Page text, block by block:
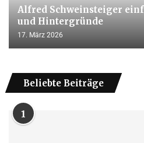
Alfred Schweinsteiger
und Hintergründe
17. März 2026
Beliebte Beiträge
1